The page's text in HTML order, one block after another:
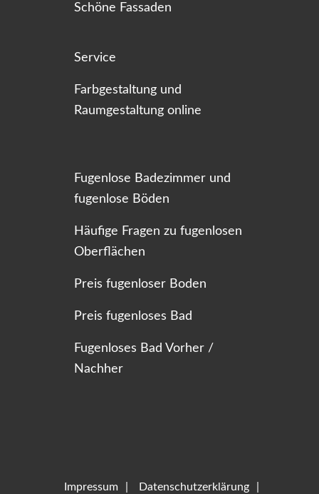
Schöne Fassaden
Service
Farbgestaltung und
Raumgestaltung online
Fugenlose Badezimmer und
fugenlose Böden
Häufige Fragen zu fugenlosen
Oberflächen
Preis fugenloser Boden
Preis fugenloses Bad
Fugenloses Bad Vorher /
Nachher
Impressum Datenschutzerklärung